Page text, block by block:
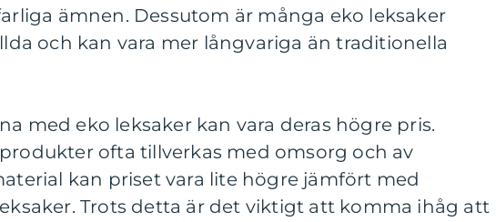
ämnen. Dessutom är många eko leksaker
och kan vara mer långvariga än traditionella
med eko leksaker kan vara deras högre pris.
ofta tillverkas med omsorg och av
kan priset vara lite högre jämfört med
Trots detta är det viktigt att komma ihåg att